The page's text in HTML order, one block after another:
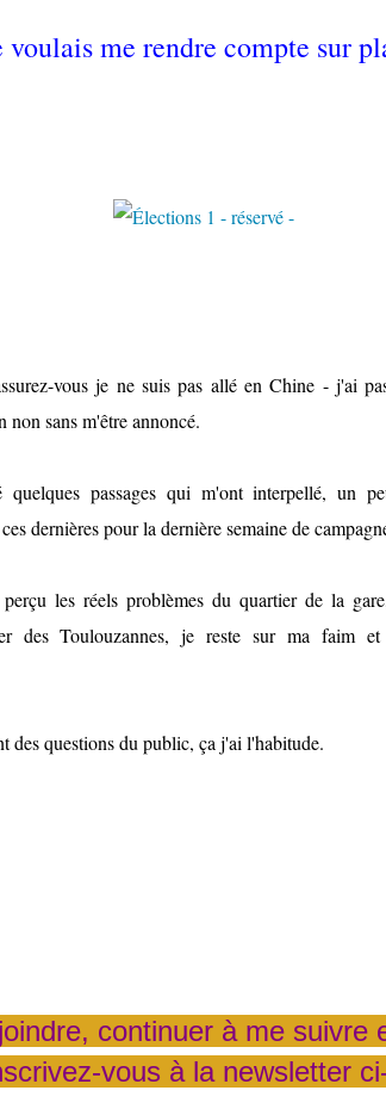
voulais me rendre compte sur
vous je ne suis pas allé en Chine - j'ai
non sans m'être annoncé.
quelques passages qui m'ont interpellé, un
dernières pour la dernière semaine de
les réels problèmes du quartier de la
des Toulouzannes, je reste sur ma faim
des questions du public, ça j'ai l'habitude.
continuer à me suivre
vous à la newsletter